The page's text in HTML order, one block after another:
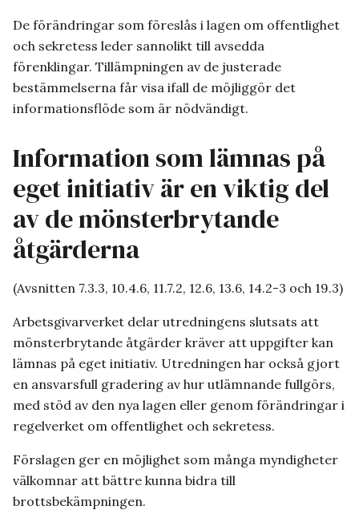
De förändringar som föreslås i lagen om offentlighet
och sekretess leder sannolikt till avsedda
förenklingar. Tillämpningen av de justerade
bestämmelserna får visa ifall de möjliggör det
informationsflöde som är nödvändigt.
Information som lämnas på
eget initiativ är en viktig del
av de mönsterbrytande
åtgärderna
(Avsnitten 7.3.3, 10.4.6, 11.7.2, 12.6, 13.6, 14.2-3 och 19.3)
Arbetsgivarverket delar utredningens slutsats att
mönsterbrytande åtgärder kräver att uppgifter kan
lämnas på eget initiativ. Utredningen har också gjort
en ansvarsfull gradering av hur utlämnande fullgörs,
med stöd av den nya lagen eller genom förändringar i
regelverket om offentlighet och sekretess.
Förslagen ger en möjlighet som många myndigheter
välkomnar att bättre kunna bidra till
brottsbekämpningen.